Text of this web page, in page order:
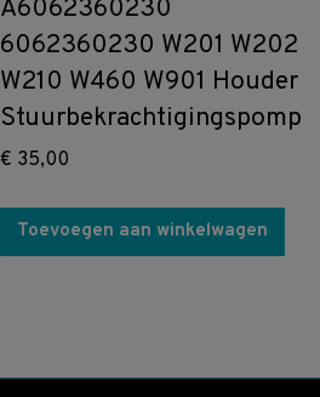
A6062360230
6062360230 W201 W202
W210 W460 W901 Houder
Stuurbekrachtigingspomp
€ 35,00
Toevoegen aan winkelwagen